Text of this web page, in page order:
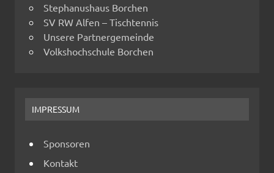
Stephanushaus Borchen
SV RW Alfen – Tischtennis
Unsere Partnergemeinde
Volkshochschule Borchen
IMPRESSUM
Sponsoren
Kontakt